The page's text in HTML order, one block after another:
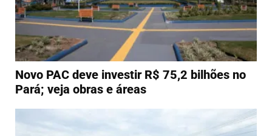
Novo PAC deve investir R$ 75,2 bilhões no
Pará; veja obras e áreas